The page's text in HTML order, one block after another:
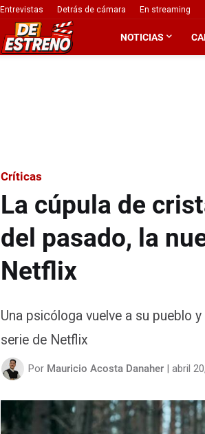
Entrevistas Detrás de cámara En streaming
NOTICIAS
Críticas
La cúpula de
del pasado, la
Netflix
Una psicóloga vuelve a su pueblo
serie de Netflix
Por Mauricio Acosta Danaher | abril